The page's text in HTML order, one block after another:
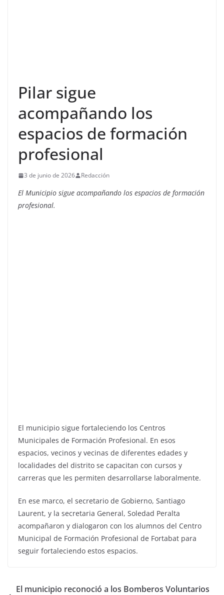
Pilar sigue
acompañando los
espacios de formación
profesional
3 de junio de 2026 Redacción
El Municipio sigue acompañando los espacios de formación
profesional.
El municipio sigue fortaleciendo los Centros
Municipales de Formación Profesional. En esos
espacios, vecinos y vecinas de diferentes edades y
localidades del distrito se capacitan con cursos y
carreras que les permiten desarrollarse laboralmente.
En ese marco, el secretario de Gobierno, Santiago
Laurent, y la secretaria General, Soledad Peralta
acompañaron y dialogaron con los alumnos del Centro
Municipal de Formación Profesional de Fortabat para
seguir fortaleciendo estos espacios.
El municipio reconoció a los Bomberos Voluntarios